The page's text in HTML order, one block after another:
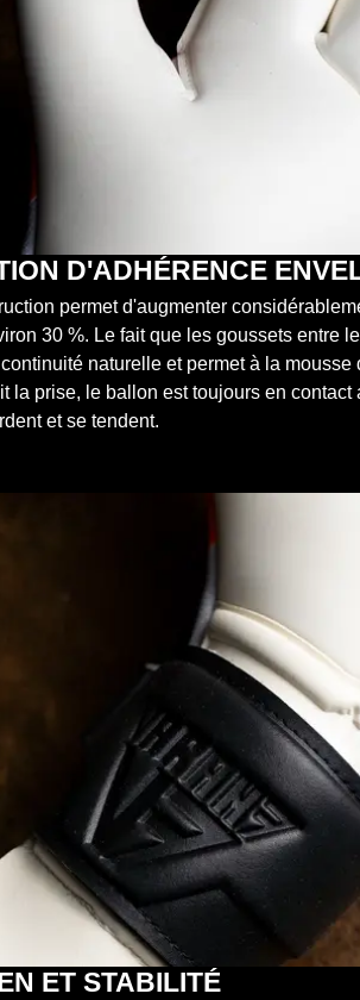
D'ADHÉRENCE
permet d'augmenter
30 %. Le fait que les goussets entre
naturelle et permet à la
la prise, le ballon est toujours en
et se tendent.
ET STABILITÉ